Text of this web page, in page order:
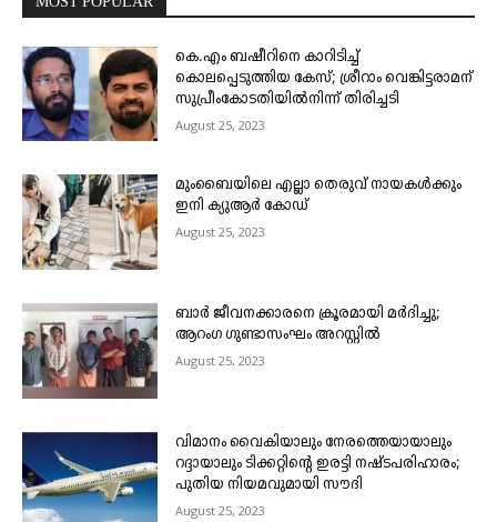
കെ.എം ബഷീറിനെ കാറിടിച്ച്
കൊലപ്പെടുത്തിയ കേസ്; ശ്രീറാം വെങ്കിട്ടരാമന്
സുപ്രീംകോടതിയിൽനിന്ന് തിരിച്ചടി
August 25, 2023
മുംബൈയിലെ എല്ലാ തെരുവ് നായകൾക്കും
ഇനി ക്യുആർ കോഡ്
August 25, 2023
ബാർ ജീവനക്കാരനെ ക്രൂരമായി മർദിച്ചു;
ആറംഗ ഗുണ്ടാസംഘം അറസ്റ്റിൽ
August 25, 2023
വിമാനം വൈകിയാലും നേരത്തെയായാലും
റദ്ദായാലും ടിക്കറ്റിന്റെ ഇരട്ടി നഷ്ടപരിഹാരം;
പുതിയ നിയമവുമായി സൗദി
August 25, 2023